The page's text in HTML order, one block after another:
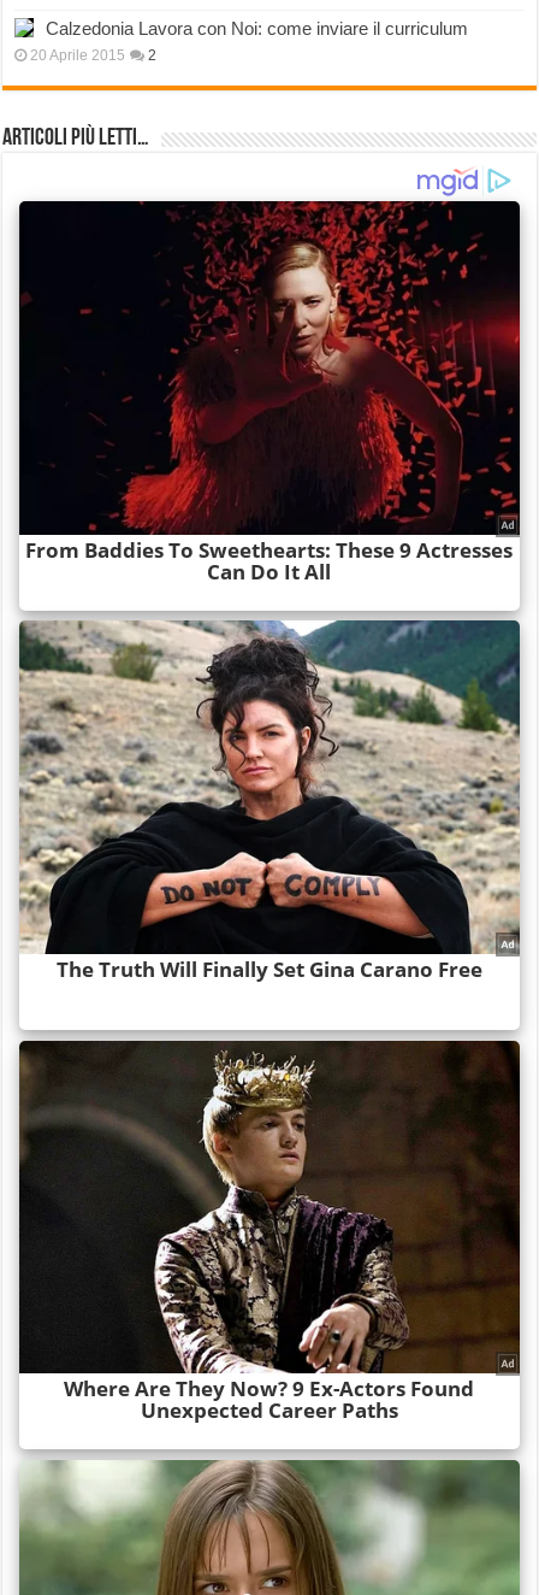
Calzedonia Lavora con Noi: come inviare il curriculum
20 Aprile 2015 2
Articoli più Letti…